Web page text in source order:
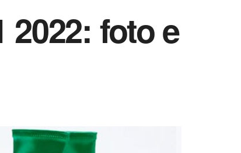
foto e